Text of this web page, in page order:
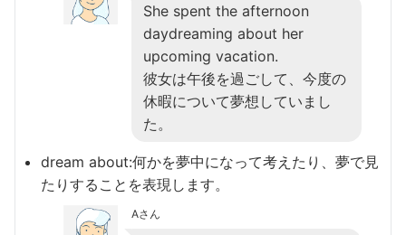
She spent the afternoon
daydreaming about her
upcoming vacation.
彼女は午後を過ごして、今度の
休暇について夢想していまし
た。
dream about:何かを夢中になって考えたり、夢で見
たりすることを表現します。
Aさん